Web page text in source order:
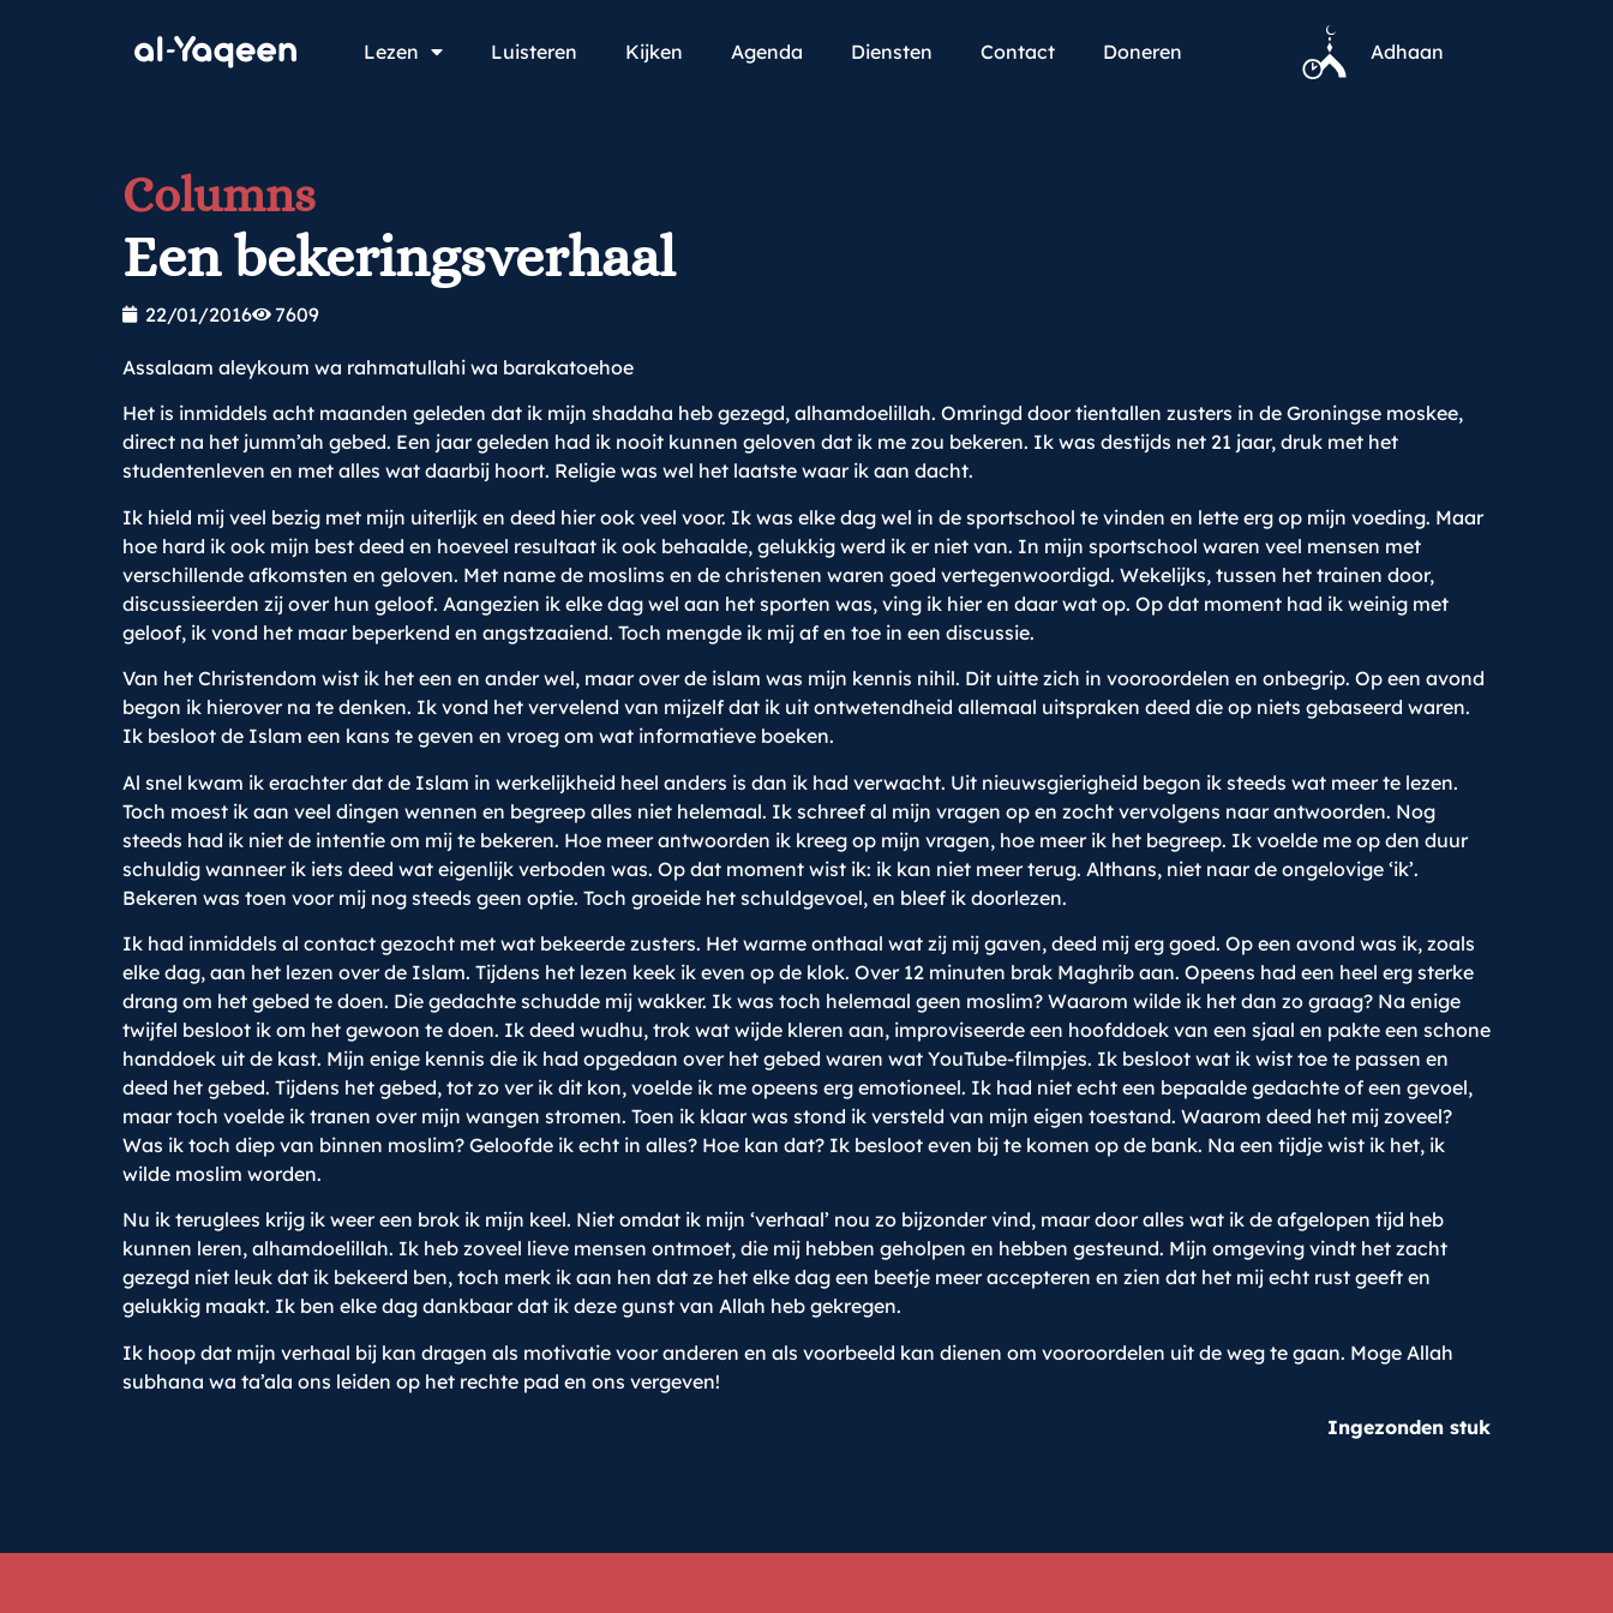
Lezen Luisteren Kijken Agenda Diensten Contact Doneren Adhaan
Columns
Een bekeringsverhaal
22/01/2016 7609
Assalaam aleykoum wa rahmatullahi wa barakatoehoe
Het is inmiddels acht maanden geleden dat ik mijn shadaha heb gezegd, alhamdoelillah. Omringd door tientallen zusters in de Groningse moskee,
direct na het jumm’ah gebed. Een jaar geleden had ik nooit kunnen geloven dat ik me zou bekeren. Ik was destijds net 21 jaar, druk met het
studentenleven en met alles wat daarbij hoort. Religie was wel het laatste waar ik aan dacht.
Ik hield mij veel bezig met mijn uiterlijk en deed hier ook veel voor. Ik was elke dag wel in de sportschool te vinden en lette erg op mijn voeding. Maar
hoe hard ik ook mijn best deed en hoeveel resultaat ik ook behaalde, gelukkig werd ik er niet van. In mijn sportschool waren veel mensen met
verschillende afkomsten en geloven. Met name de moslims en de christenen waren goed vertegenwoordigd. Wekelijks, tussen het trainen door,
discussieerden zij over hun geloof. Aangezien ik elke dag wel aan het sporten was, ving ik hier en daar wat op. Op dat moment had ik weinig met
geloof, ik vond het maar beperkend en angstzaaiend. Toch mengde ik mij af en toe in een discussie.
Van het Christendom wist ik het een en ander wel, maar over de islam was mijn kennis nihil. Dit uitte zich in vooroordelen en onbegrip. Op een avond
begon ik hierover na te denken. Ik vond het vervelend van mijzelf dat ik uit ontwetendheid allemaal uitspraken deed die op niets gebaseerd waren.
Ik besloot de Islam een kans te geven en vroeg om wat informatieve boeken.
Al snel kwam ik erachter dat de Islam in werkelijkheid heel anders is dan ik had verwacht. Uit nieuwsgierigheid begon ik steeds wat meer te lezen.
Toch moest ik aan veel dingen wennen en begreep alles niet helemaal. Ik schreef al mijn vragen op en zocht vervolgens naar antwoorden. Nog
steeds had ik niet de intentie om mij te bekeren. Hoe meer antwoorden ik kreeg op mijn vragen, hoe meer ik het begreep. Ik voelde me op den duur
schuldig wanneer ik iets deed wat eigenlijk verboden was. Op dat moment wist ik: ik kan niet meer terug. Althans, niet naar de ongelovige ‘ik’.
Bekeren was toen voor mij nog steeds geen optie. Toch groeide het schuldgevoel, en bleef ik doorlezen.
Ik had inmiddels al contact gezocht met wat bekeerde zusters. Het warme onthaal wat zij mij gaven, deed mij erg goed. Op een avond was ik, zoals
elke dag, aan het lezen over de Islam. Tijdens het lezen keek ik even op de klok. Over 12 minuten brak Maghrib aan. Opeens had een heel erg sterke
drang om het gebed te doen. Die gedachte schudde mij wakker. Ik was toch helemaal geen moslim? Waarom wilde ik het dan zo graag? Na enige
twijfel besloot ik om het gewoon te doen. Ik deed wudhu, trok wat wijde kleren aan, improviseerde een hoofddoek van een sjaal en pakte een schone
handdoek uit de kast. Mijn enige kennis die ik had opgedaan over het gebed waren wat YouTube-filmpjes. Ik besloot wat ik wist toe te passen en
deed het gebed. Tijdens het gebed, tot zo ver ik dit kon, voelde ik me opeens erg emotioneel. Ik had niet echt een bepaalde gedachte of een gevoel,
maar toch voelde ik tranen over mijn wangen stromen. Toen ik klaar was stond ik versteld van mijn eigen toestand. Waarom deed het mij zoveel?
Was ik toch diep van binnen moslim? Geloofde ik echt in alles? Hoe kan dat? Ik besloot even bij te komen op de bank. Na een tijdje wist ik het, ik
wilde moslim worden.
Nu ik teruglees krijg ik weer een brok ik mijn keel. Niet omdat ik mijn ‘verhaal’ nou zo bijzonder vind, maar door alles wat ik de afgelopen tijd heb
kunnen leren, alhamdoelillah. Ik heb zoveel lieve mensen ontmoet, die mij hebben geholpen en hebben gesteund. Mijn omgeving vindt het zacht
gezegd niet leuk dat ik bekeerd ben, toch merk ik aan hen dat ze het elke dag een beetje meer accepteren en zien dat het mij echt rust geeft en
gelukkig maakt. Ik ben elke dag dankbaar dat ik deze gunst van Allah heb gekregen.
Ik hoop dat mijn verhaal bij kan dragen als motivatie voor anderen en als voorbeeld kan dienen om vooroordelen uit de weg te gaan. Moge Allah
subhana wa ta’ala ons leiden op het rechte pad en ons vergeven!
Ingezonden stuk